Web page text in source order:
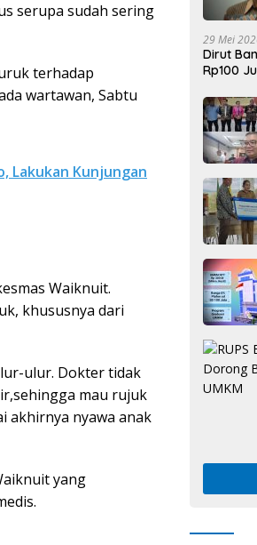
serupa sudah sering
terhadap
wartawan, Sabtu
Lakukan Kunjungan
Waiknuit.
khususnya dari
ulur. Dokter tidak
mau rujuk
akhirnya nyawa anak
yang
29 Mei
Dirut
Rp100